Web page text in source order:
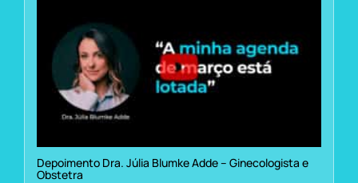
Depoimento Dra. Júlia Blumke Adde – Ginecologista e
Obstetra